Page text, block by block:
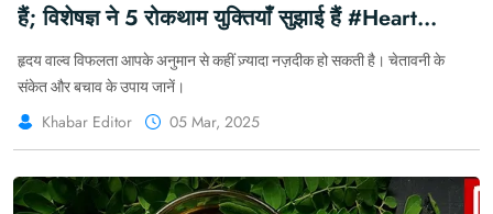
हैं; विशेषज्ञ ने 5 रोकथाम युक्तियाँ सुझाई हैं #Heart
#HeartDefect #HeartDisease
#DiseaseInfection #HealthFitness
#FitnessGoal #Wellness
#CardioRiskOfCardiovascularDisease
हृदय वाल्व विफलता आपके अनुमान से कहीं ज़्यादा नज़दीक हो सकती है। चेतावनी के
संकेत और बचाव के उपाय जानें।
Khabar Editor 05 Mar, 2025